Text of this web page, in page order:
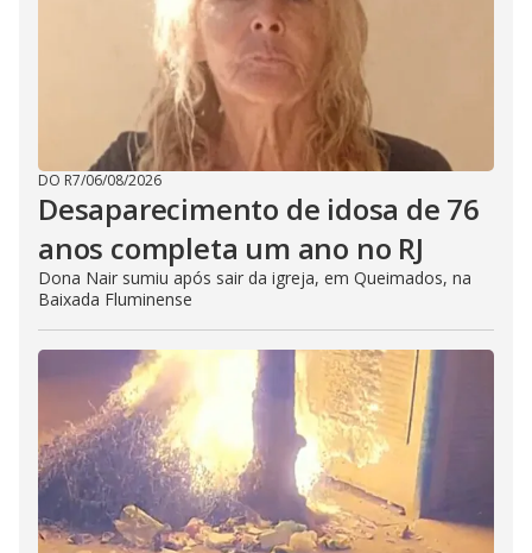
DO R7/06/08/2026
Desaparecimento de idosa de 76
anos completa um ano no RJ
Dona Nair sumiu após sair da igreja, em Queimados, na
Baixada Fluminense